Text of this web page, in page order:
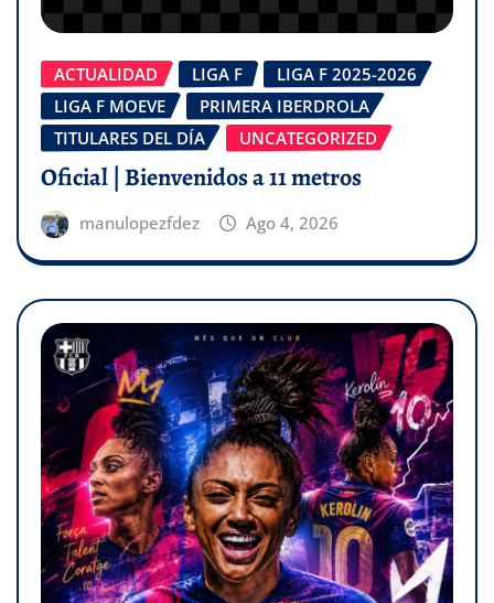
ACTUALIDAD LIGA F
LIGA F 2025-2026
LIGA F MOEVE
PRIMERA IBERDROLA
TITULARES DEL DÍA
UNCATEGORIZED
Oficial | Bienvenidos a 11 metros
manulopezfdez Ago 4, 2026